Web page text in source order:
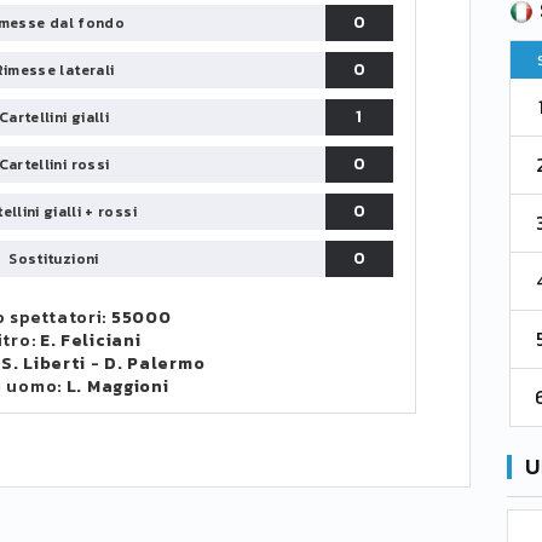
dal fondo
0
laterali
0
Cartellini gialli
1
Cartellini rossi
0
gialli + rossi
0
Sostituzioni 0
spettatori: 55000
E. Feliciani
S. Liberti - D. Palermo
uomo: L. Maggioni
67
61
CLASSIFICA
PG
1 38
2
3
38
5
6
1